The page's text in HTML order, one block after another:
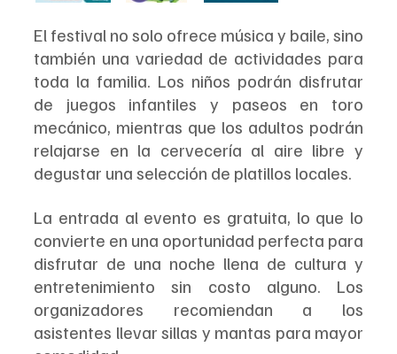
El festival no solo ofrece música y baile, sino
también una variedad de actividades para
toda la familia. Los niños podrán disfrutar
de juegos infantiles y paseos en toro
mecánico, mientras que los adultos podrán
relajarse en la cervecería al aire libre y
degustar una selección de platillos locales.
La entrada al evento es gratuita, lo que lo
convierte en una oportunidad perfecta para
disfrutar de una noche llena de cultura y
entretenimiento sin costo alguno. Los
organizadores recomiendan a los
asistentes llevar sillas y mantas para mayor